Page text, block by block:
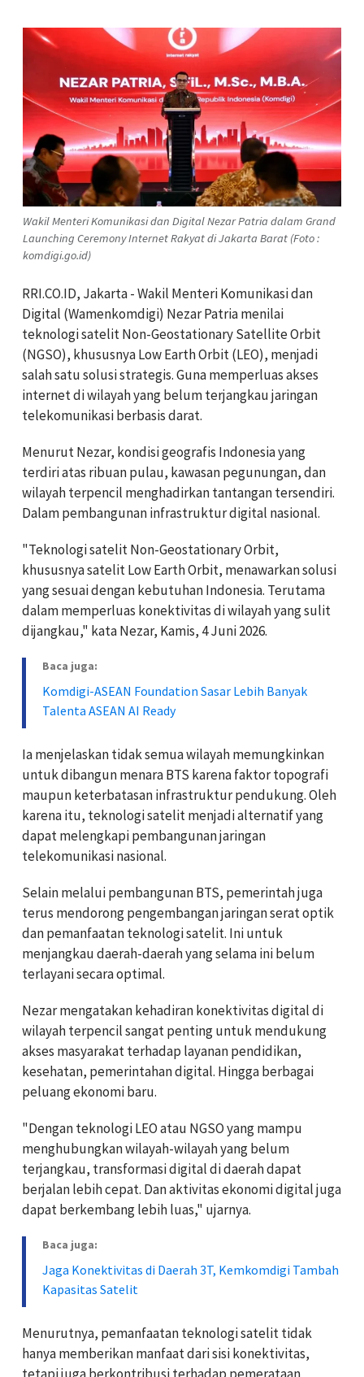
Wakil Menteri Komunikasi dan Digital Nezar Patria dalam Grand
Launching Ceremony Internet Rakyat di Jakarta Barat (Foto :
komdigi.go.id)
RRI.CO.ID, Jakarta - Wakil Menteri Komunikasi dan
Digital (Wamenkomdigi) Nezar Patria menilai
teknologi satelit Non-Geostationary Satellite Orbit
(NGSO), khususnya Low Earth Orbit (LEO), menjadi
salah satu solusi strategis. Guna memperluas akses
internet di wilayah yang belum terjangkau jaringan
telekomunikasi berbasis darat.
Menurut Nezar, kondisi geografis Indonesia yang
terdiri atas ribuan pulau, kawasan pegunungan, dan
wilayah terpencil menghadirkan tantangan tersendiri.
Dalam pembangunan infrastruktur digital nasional.
"Teknologi satelit Non-Geostationary Orbit,
khususnya satelit Low Earth Orbit, menawarkan solusi
yang sesuai dengan kebutuhan Indonesia. Terutama
dalam memperluas konektivitas di wilayah yang sulit
dijangkau," kata Nezar, Kamis, 4 Juni 2026.
Baca juga:
Komdigi-ASEAN Foundation Sasar Lebih Banyak
Talenta ASEAN AI Ready
Ia menjelaskan tidak semua wilayah memungkinkan
untuk dibangun menara BTS karena faktor topografi
maupun keterbatasan infrastruktur pendukung. Oleh
karena itu, teknologi satelit menjadi alternatif yang
dapat melengkapi pembangunan jaringan
telekomunikasi nasional.
Selain melalui pembangunan BTS, pemerintah juga
terus mendorong pengembangan jaringan serat optik
dan pemanfaatan teknologi satelit. Ini untuk
menjangkau daerah-daerah yang selama ini belum
terlayani secara optimal.
Nezar mengatakan kehadiran konektivitas digital di
wilayah terpencil sangat penting untuk mendukung
akses masyarakat terhadap layanan pendidikan,
kesehatan, pemerintahan digital. Hingga berbagai
peluang ekonomi baru.
"Dengan teknologi LEO atau NGSO yang mampu
menghubungkan wilayah-wilayah yang belum
terjangkau, transformasi digital di daerah dapat
berjalan lebih cepat. Dan aktivitas ekonomi digital juga
dapat berkembang lebih luas," ujarnya.
Baca juga:
Jaga Konektivitas di Daerah 3T, Kemkomdigi Tambah
Kapasitas Satelit
Menurutnya, pemanfaatan teknologi satelit tidak
hanya memberikan manfaat dari sisi konektivitas,
tetapi juga berkontribusi terhadap pemerataan